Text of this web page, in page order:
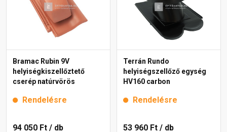
Bramac Rubin 9V
helyiségkiszellőztető
cserép natúrvörös
Rendelésre
94 050 Ft / db
Terrán Rundo
helyiségszellőző egység
HV160 carbon
Rendelésre
53 960 Ft / db